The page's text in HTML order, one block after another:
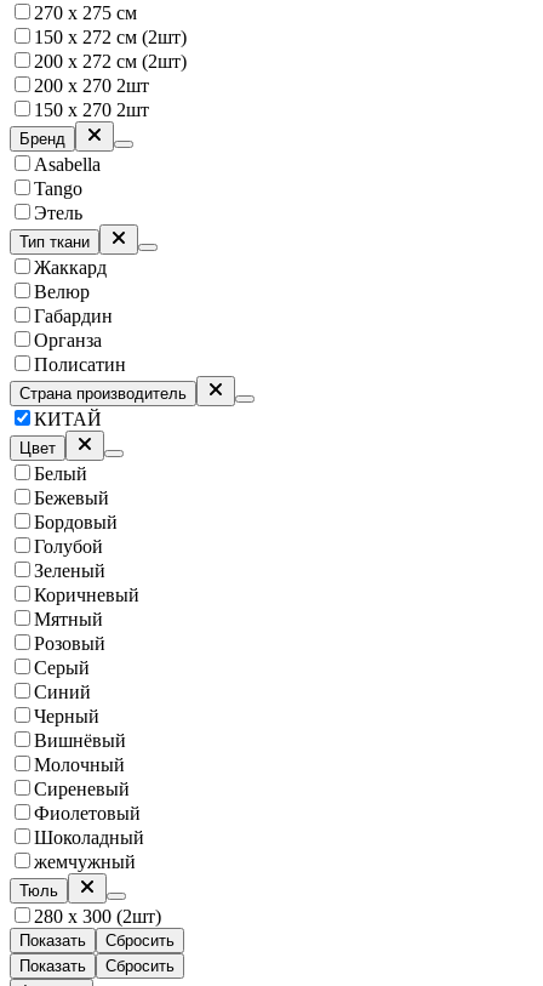
270 х 275 см
150 х 272 см (2шт)
200 х 272 см (2шт)
200 х 270 2шт
150 х 270 2шт
Бренд
Asabella
Tango
Этель
Тип ткани
Жаккард
Велюр
Габардин
Органза
Полисатин
Страна производитель
КИТАЙ
Цвет
Белый
Бежевый
Бордовый
Голубой
Зеленый
Коричневый
Мятный
Розовый
Серый
Синий
Черный
Вишнёвый
Молочный
Сиреневый
Фиолетовый
Шоколадный
жемчужный
Тюль
280 х 300 (2шт)
Показать
Сбросить
Показать
Сбросить